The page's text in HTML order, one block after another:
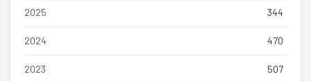
2025 344
2024 470
2023 507